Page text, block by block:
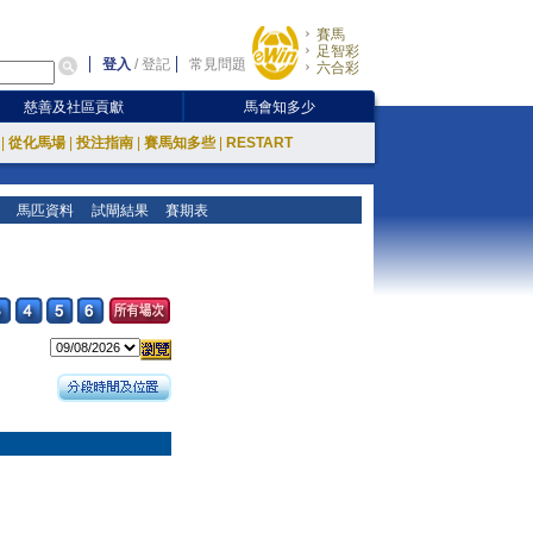
登入 /登記 常見問題
賽馬
足智彩
六合彩
慈善及社區貢獻 馬會知多少
從化馬場 投注指南 賽馬知多些 RESTART
馬匹資料 試閘結果 賽期表